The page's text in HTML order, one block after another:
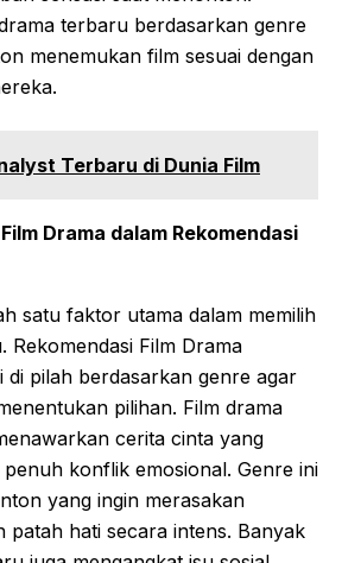
terbaru berdasarkan genre
menemukan film sesuai dengan
Terbaru di Dunia Film
Drama dalam Rekomendasi
satu faktor utama dalam memilih
Rekomendasi Film Drama
di pilah berdasarkan genre agar
pilihan. Film drama
cerita cinta yang
konflik emosional. Genre ini
yang ingin merasakan
patah hati secara intens. Banyak